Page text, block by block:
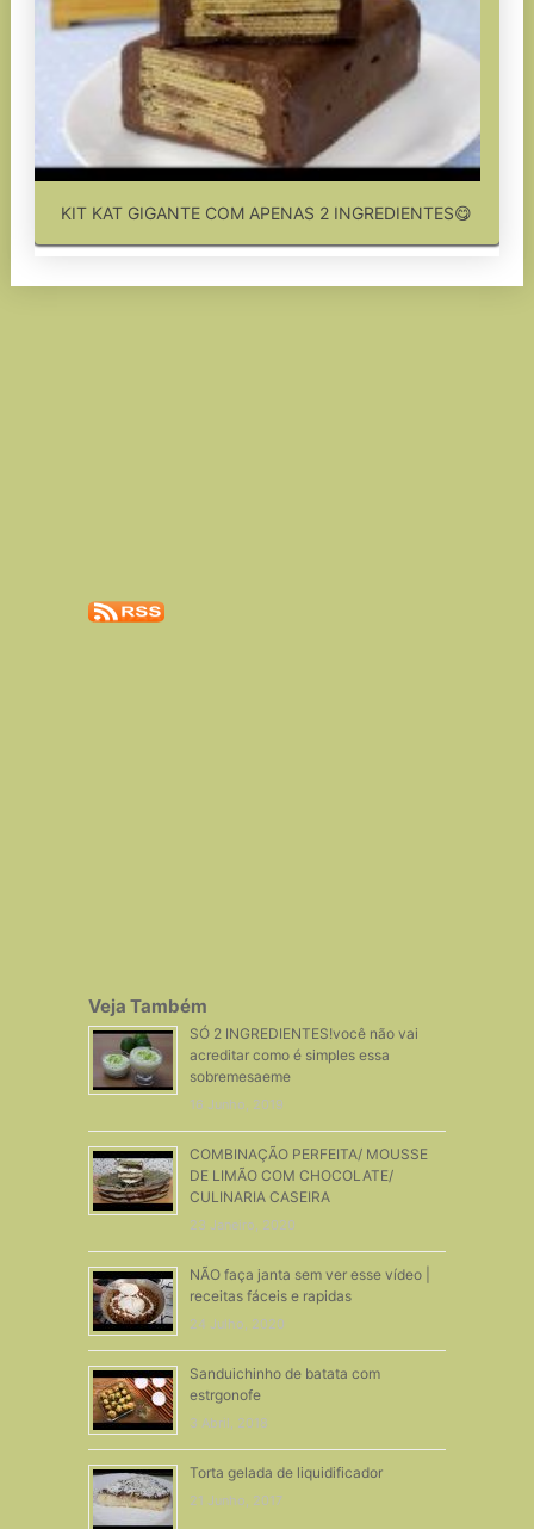
KIT KAT GIGANTE COM APENAS 2 INGREDIENTES😋
Veja Também
SÓ 2 INGREDIENTES!você não vai
acreditar como é simples essa
sobremesaeme
16 Junho, 2019
COMBINAÇÃO PERFEITA/ MOUSSE
DE LIMÃO COM CHOCOLATE/
CULINARIA CASEIRA
23 Janeiro, 2020
NÃO faça janta sem ver esse vídeo |
receitas fáceis e rapidas
24 Julho, 2020
Sanduichinho de batata com
estrgonofe
3 Abril, 2018
Torta gelada de liquidificador
21 Junho, 2017